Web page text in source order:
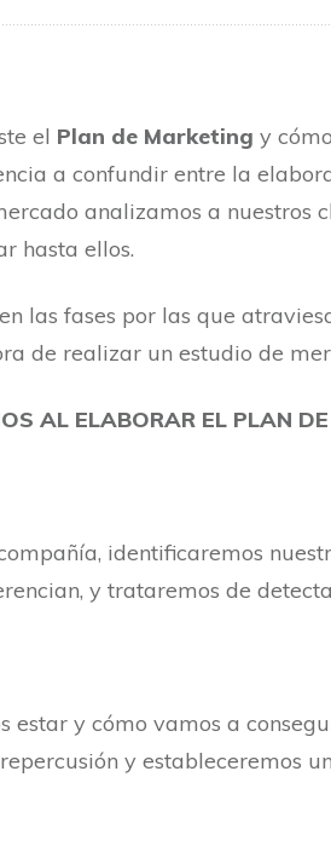
el Plan de Marketing y
a confundir entre la
analizamos a nuestros
hasta ellos.
las fases por las que
de realizar un estudio de
AL ELABORAR EL PLAN
identificaremos
y trataremos de
y cómo vamos a
y estableceremos